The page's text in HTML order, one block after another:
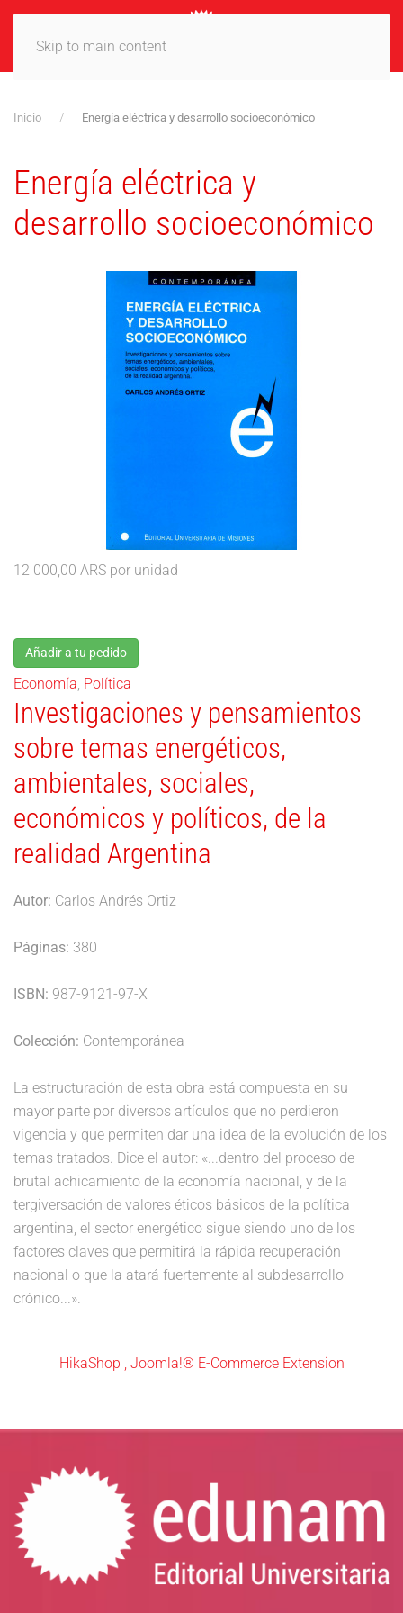
Skip to main content
Inicio Energía eléctrica y desarrollo socioeconómico
Energía eléctrica y
desarrollo socioeconómico
12 000,00 ARS por unidad
Añadir a tu pedido
Economía, Política
Investigaciones y pensamientos
sobre temas energéticos,
ambientales, sociales,
económicos y políticos, de la
realidad Argentina
Autor: Carlos Andrés Ortiz
Páginas: 380
ISBN: 987-9121-97-X
Colección: Contemporánea
La estructuración de esta obra está compuesta en su
mayor parte por diversos artículos que no perdieron
vigencia y que permiten dar una idea de la evolución de los
temas tratados. Dice el autor: «...dentro del proceso de
brutal achicamiento de la economía nacional, y de la
tergiversación de valores éticos básicos de la política
argentina, el sector energético sigue siendo uno de los
factores claves que permitirá la rápida recuperación
nacional o que la atará fuertemente al subdesarrollo
crónico...».
HikaShop , Joomla!® E-Commerce Extension